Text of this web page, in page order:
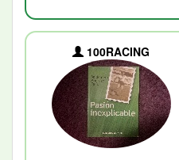
100RACING